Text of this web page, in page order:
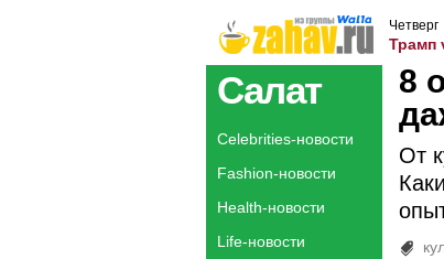
Четверг
Трамп
Салат
Celebrities-новости
Fashion-новости
Health-новости
Life-новости
8
От